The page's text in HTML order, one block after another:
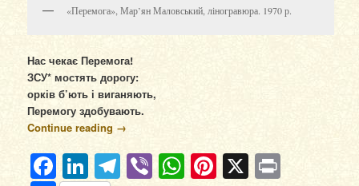
«Перемога», Мар’ян Маловський, ліногравюра. 1970 р.
Нас чекає Перемога!
ЗСУ* мостять дорогу:
орків б’ють і виганяють,
Перемогу здобувають.
Continue reading →
Facebook
LinkedIn
Telegram
ViberWhatsApp
Pinterest
X